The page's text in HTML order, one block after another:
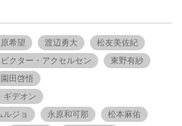
希望 渡辺勇大
松友美佐紀
ビクター・アクセルセン
東野有紗
園田啓悟
ギデオン
ジョ
永原和可那
松本麻佑